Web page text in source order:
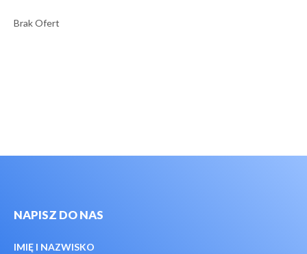
Brak Ofert
NAPISZ DO NAS
IMIĘ I NAZWISKO